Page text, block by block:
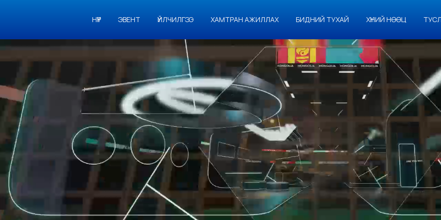
НҮҮР ЭВЕНТ ҮЙЛЧИЛГЭЭ ХАМТРАН АЖИЛЛАХ БИДНИЙ ТУХАЙ ХҮНИЙ НӨӨЦ